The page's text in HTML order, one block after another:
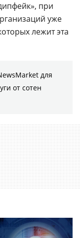
при
уже
лежит эта
для
от сотен